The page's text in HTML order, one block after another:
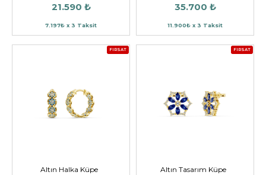
21.590 ₺
7.197₺ x 3 Taksit
35.700 ₺
11.900₺ x 3 Taksit
FIRSAT
Altın Halka Küpe
FIRSAT
Altın Tasarım Küpe